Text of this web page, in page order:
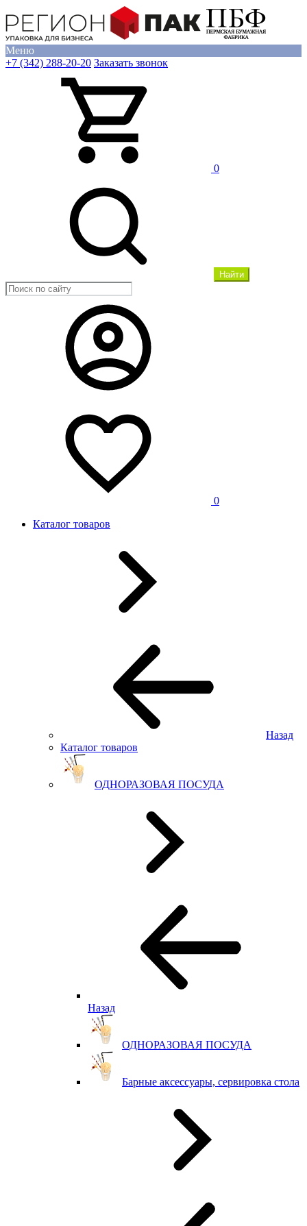
Меню
+7 (342) 288-20-20 Заказать звонок
0
Найти
0
Каталог товаров
Назад
Каталог товаров
ОДНОРАЗОВАЯ ПОСУДА
Назад
ОДНОРАЗОВАЯ ПОСУДА
Барные аксессуары, сервировка стола